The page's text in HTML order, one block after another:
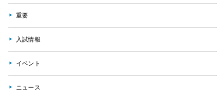
重要
入試情報
イベント
ニュース